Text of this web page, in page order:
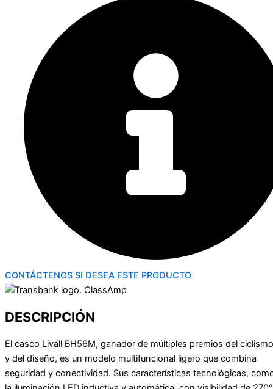
CONTÁCTENOS SI DESEA ESTE PRODUCTO
DESCRIPCIÓN
El casco Livall BH56M, ganador de múltiples premios del ciclismo
y del diseño, es un modelo multifuncional ligero que combina
seguridad y conectividad.​ Sus características tecnológicas,